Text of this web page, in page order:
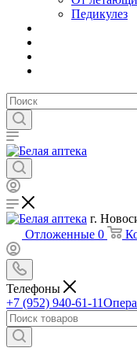
Педикулез
г.
Отложенные 0
Телефоны
+7 (952) 940-61-11